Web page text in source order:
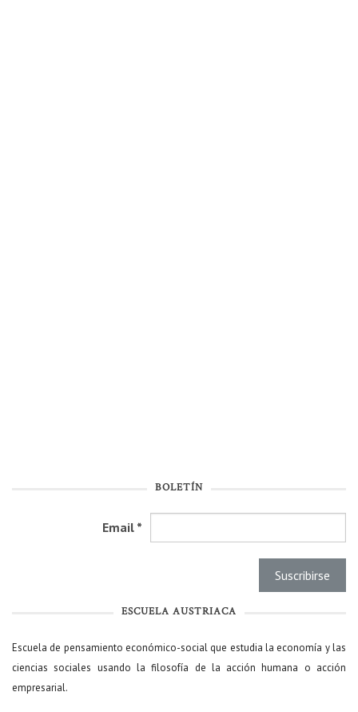
BOLETÍN
Email *
ESCUELA AUSTRIACA
Escuela de pensamiento económico-social que estudia la economía y las
ciencias sociales usando la filosofía de la acción humana o acción
empresarial.